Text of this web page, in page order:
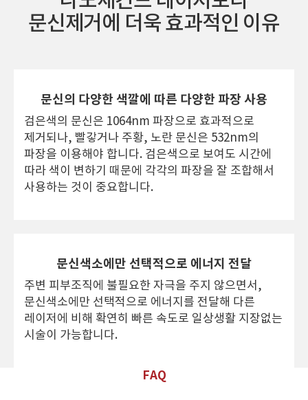
문신제거에 더욱 효과적인 이유
문신의 다양한 색깔에 따른 다양한 파장 사용
검은색의 문신은 1064nm 파장으로 효과적으로
제거되나, 빨갛거나 주황, 노란 문신은 532nm의
파장을 이용해야 합니다. 검은색으로 보여도 시간에
따라 색이 변하기 때문에 각각의 파장을 잘 조합해서
사용하는 것이 중요합니다.
문신색소에만 선택적으로 에너지 전달
주변 피부조직에 불필요한 자극을 주지 않으면서,
문신색소에만 선택적으로 에너지를 전달해 다른
레이저에 비해 확연히 빠른 속도로 일상생활 지장없는
시술이 가능합니다.
FAQ